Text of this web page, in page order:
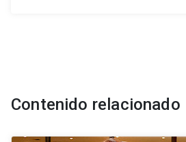
Contenido relacionado